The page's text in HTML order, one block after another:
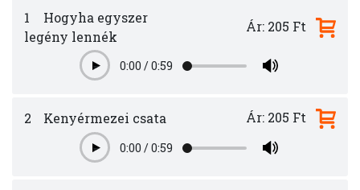
1
Hogyha egyszer
legény lennék
Play0:00 /0:59
Ár: 205 Ft
2 Kenyérmezei csata
Play0:00 /0:59
Ár: 205 Ft